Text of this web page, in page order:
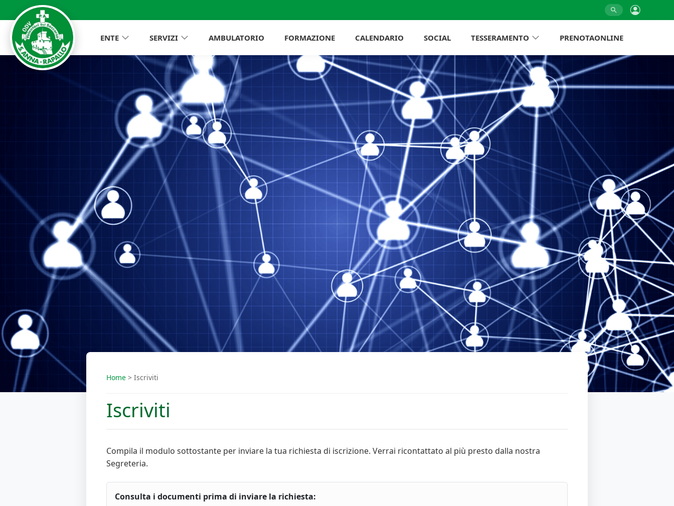
ENTE SERVIZI AMBULATORIO FORMAZIONE CALENDARIO SOCIAL TESSERAMENTO PRENOTAONLINE
Home > Iscriviti
Iscriviti
Compila il modulo sottostante per inviare la tua richiesta di iscrizione. Verrai ricontattato al più presto dalla nostra
Segreteria.
Consulta i documenti prima di inviare la richiesta: